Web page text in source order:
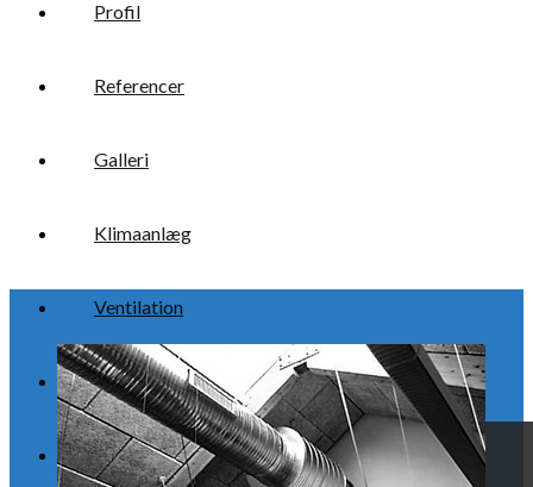
Profil
Referencer
Galleri
Klimaanlæg
Ventilation
Varmepumper
Links